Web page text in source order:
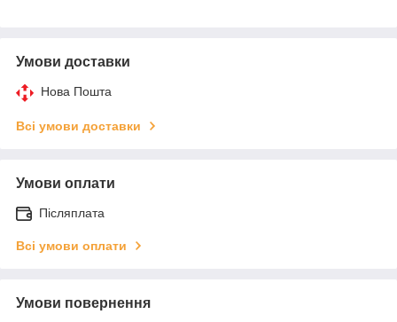
Умови доставки
Нова Пошта
Всі умови доставки
Умови оплати
Післяплата
Всі умови оплати
Умови повернення